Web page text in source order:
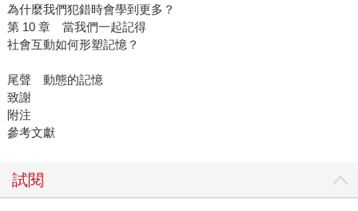
為什麼我們犯錯時會學到更多？
第 10 章 當我們一起記得
社會互動如何形塑記憶？
尾聲 動態的記憶
致謝
附注
參考文獻
試閱